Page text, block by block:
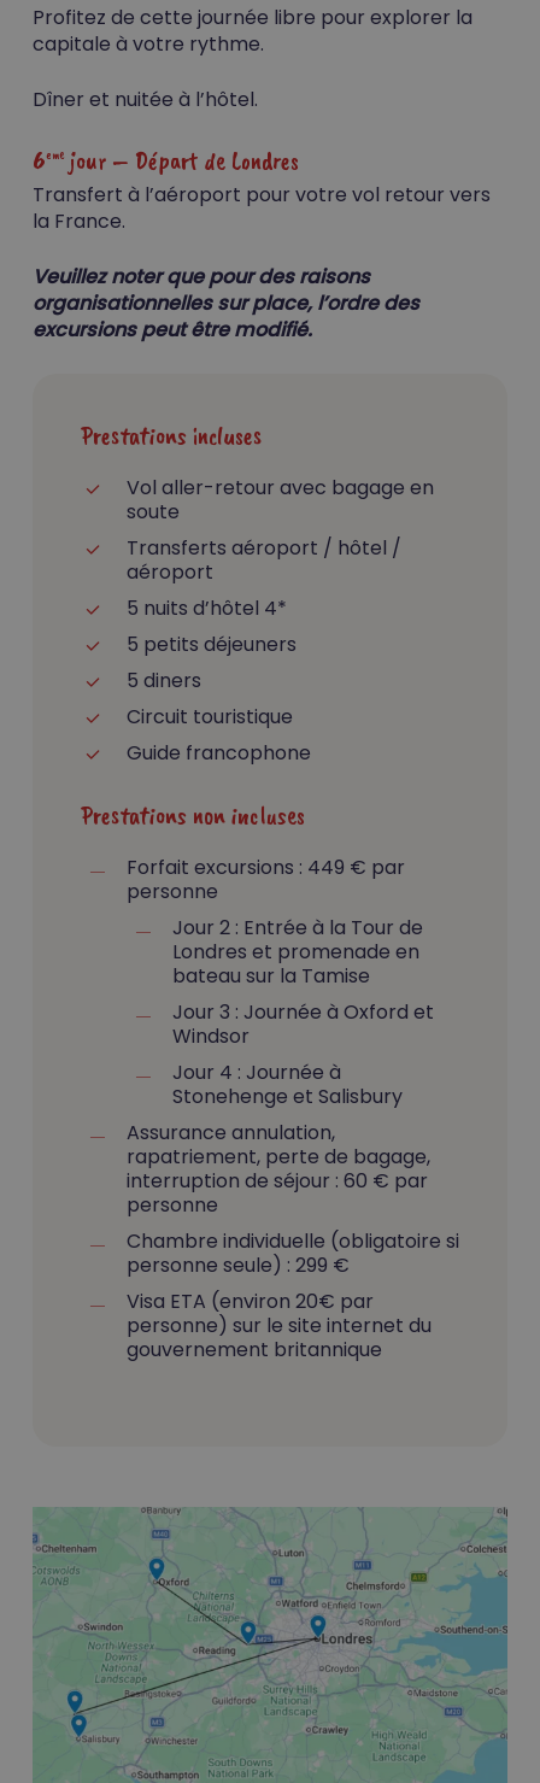
Profitez de cette journée libre pour explorer la
capitale à votre rythme.
Dîner et nuitée à l’hôtel.
6emejour – Départ de Londres
Transfert à l’aéroport pour votre vol retour vers
la France.
Veuillez noter que pour des raisons
organisationnelles sur place, l’ordre des
excursions peut être modifié.
Prestations incluses
Vol aller-retour avec bagage en
soute
Transferts aéroport / hôtel /
aéroport
5 nuits d’hôtel 4*
5 petits déjeuners
5 diners
Circuit touristique
Guide francophone
Prestations non incluses
Forfait excursions : 449 € par
personne
Jour 2 : Entrée à la Tour de
Londres et promenade en
bateau sur la Tamise
Jour 3 : Journée à Oxford et
Windsor
Jour 4 : Journée à
Stonehenge et Salisbury
Assurance annulation,
rapatriement, perte de bagage,
interruption de séjour : 60 € par
personne
Chambre individuelle (obligatoire si
personne seule) : 299 €
Visa ETA (environ 20€ par
personne) sur le site internet du
gouvernement britannique